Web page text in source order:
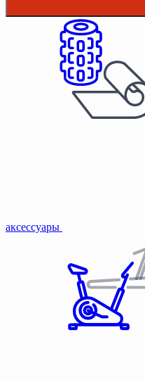
аксессуары